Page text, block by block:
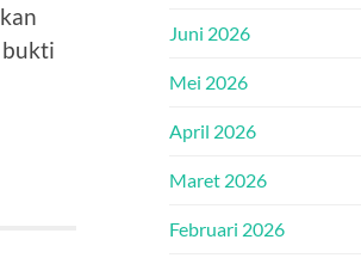
bukti
Juni 2026
Mei 2026
April 2026
Maret 2026
Februari 2026